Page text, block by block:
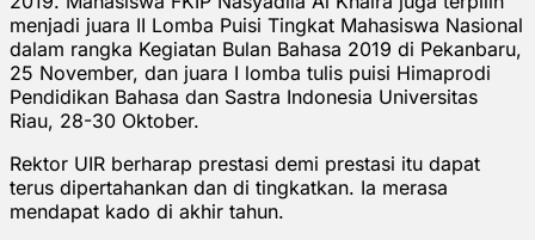
menjadi juara II Lomba Puisi Tingkat Mahasiswa Nasional
dalam rangka Kegiatan Bulan Bahasa 2019 di Pekanbaru,
25 November, dan juara I lomba tulis puisi Himaprodi
Pendidikan Bahasa dan Sastra Indonesia Universitas
Riau, 28-30 Oktober.
Rektor UIR berharap prestasi demi prestasi itu dapat
terus dipertahankan dan di tingkatkan. Ia merasa
mendapat kado di akhir tahun.